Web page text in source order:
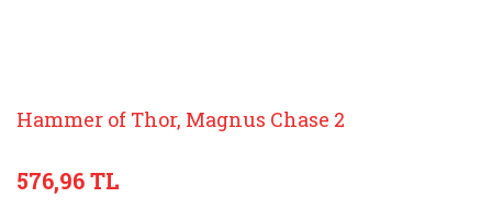
Hammer of Thor, Magnus Chase 2
576,96 TL